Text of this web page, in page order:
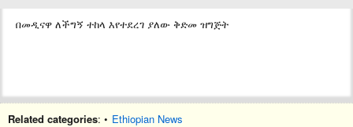
በመዲናዋ ለችግኝ ተከላ እየተደረገ ያለው ቅድመ ዝግጅት
Related categories: • Ethiopian News